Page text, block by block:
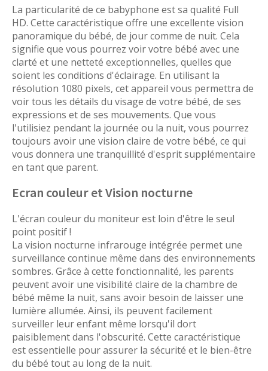
La particularité de ce babyphone est sa qualité Full
HD. Cette caractéristique offre une excellente vision
panoramique du bébé, de jour comme de nuit. Cela
signifie que vous pourrez voir votre bébé avec une
clarté et une netteté exceptionnelles, quelles que
soient les conditions d'éclairage. En utilisant la
résolution 1080 pixels, cet appareil vous permettra de
voir tous les détails du visage de votre bébé, de ses
expressions et de ses mouvements. Que vous
l'utilisiez pendant la journée ou la nuit, vous pourrez
toujours avoir une vision claire de votre bébé, ce qui
vous donnera une tranquillité d'esprit supplémentaire
en tant que parent.
Ecran couleur et Vision nocturne
L'écran couleur du moniteur est loin d'être le seul
point positif !
La vision nocturne infrarouge intégrée permet une
surveillance continue même dans des environnements
sombres. Grâce à cette fonctionnalité, les parents
peuvent avoir une visibilité claire de la chambre de
bébé même la nuit, sans avoir besoin de laisser une
lumière allumée. Ainsi, ils peuvent facilement
surveiller leur enfant même lorsqu'il dort
paisiblement dans l'obscurité. Cette caractéristique
est essentielle pour assurer la sécurité et le bien-être
du bébé tout au long de la nuit.